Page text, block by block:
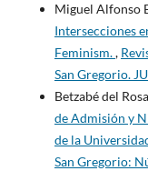
Miguel Alfonso
Intersecciones
Feminism.,
San Gregorio.
Betzabé del
de Admisión y
de la
San Gregorio: